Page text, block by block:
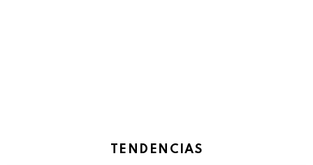
TENDENCIAS